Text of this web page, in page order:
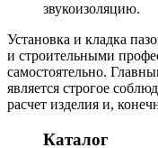
звукоизоляцию.
Установка и кладка
и строительными
самостоятельно.
является строгое
расчет изделия и,
Каталог